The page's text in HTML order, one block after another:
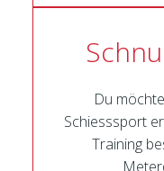
Du
Schiesssport
Training